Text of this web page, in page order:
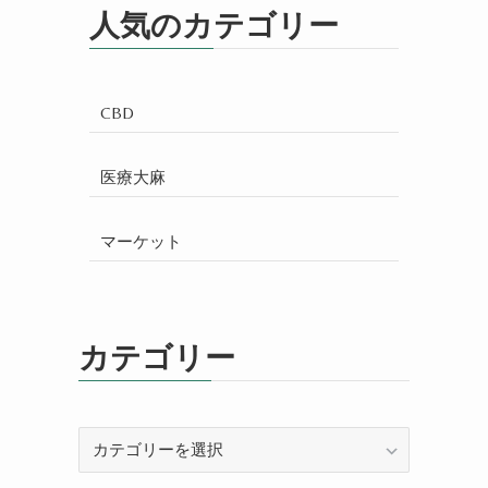
人気のカテゴリー
CBD
医療大麻
マーケット
カテゴリー